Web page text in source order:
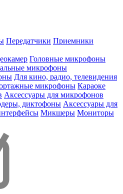
Передатчики Приемники
Головные микрофоны
микрофоны
Для кино, радио, телевидения
микрофоны Караоке
Аксессуары для микрофонов
диктофоны Аксессуары для
Микшеры Мониторы